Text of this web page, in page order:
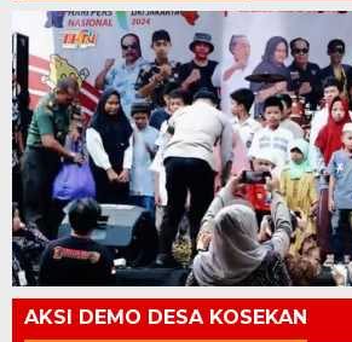
AKSI DEMO DESA KOSEKAN